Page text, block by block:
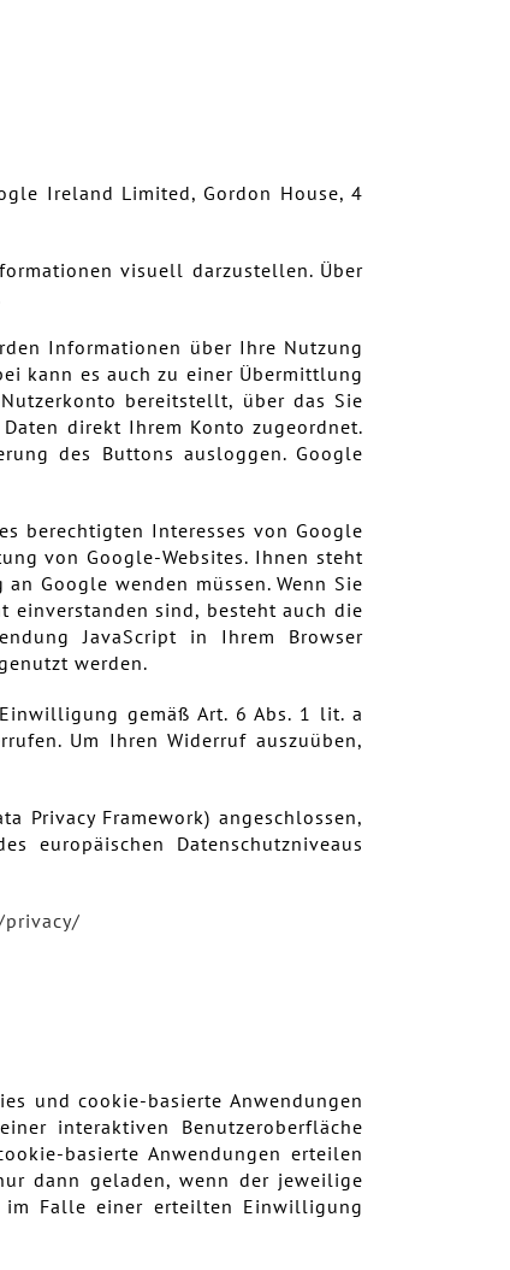
Ireland Limited, Gordon House, 4
visuell darzustellen. Über
Informationen über Ihre Nutzung
kann es auch zu einer Übermittlung
bereitstellt, über das Sie
direkt Ihrem Konto zugeordnet.
des Buttons ausloggen. Google
berechtigten Interesses von Google
von Google-Websites. Ihnen steht
Google wenden müssen. Wenn Sie
einverstanden sind, besteht auch die
JavaScript in Ihrem Browser
werden.
gemäß Art. 6 Abs. 1 lit. a
Um Ihren Widerruf auszuüben,
Privacy Framework) angeschlossen,
europäischen Datenschutzniveaus
/
und cookie-basierte Anwendungen
interaktiven Benutzeroberfläche
basierte Anwendungen erteilen
dann geladen, wenn der jeweilige
im Falle einer erteilten Einwilligung